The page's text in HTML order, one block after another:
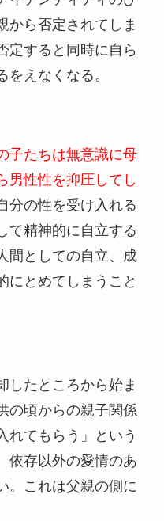
から否定されてしま
定すると同時に自ら
えなくなる。
子たちは無意識に母
男性性を抑圧してし
分の性を受け入れる
て精神的に自立する
間としての自立、成
にとめてしまうこと
たところから始ま
の頃からの親子関係
れてもらう」という
依存以外の愛情のあ
。これは父親の側に